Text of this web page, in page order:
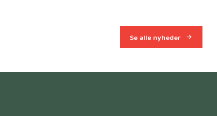
Se alle nyheder